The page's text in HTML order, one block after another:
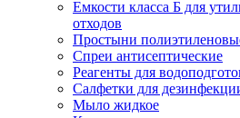
Емкости класса Б для
отходов
Простыни
Спреи антисептические
Реагенты для
Салфетки для
Мыло жидкое